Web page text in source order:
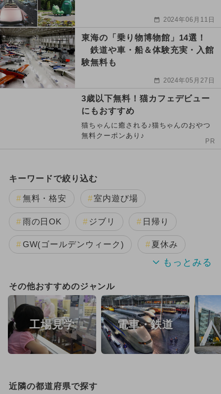
2024年06月11日
東海の「乗り物博物館」14選！
鉄道や車・船＆体験充実・入館
験無料も
2024年05月27日
3歳以下無料！猫カフェデビュー
にもおすすめ
猫ちゃんに癒される♪猫ちゃんのおやつ
無料クーポンあり♪
PR
キーワードで絞り込む
無料・格安 室内遊び場
雨の日OK ジブリ 日帰り
GW(ゴールデンウィーク) 夏休み
夏休み（日帰り）
厳選お出かけまとめ
その他おすすめのジャンル
工場見学 電車・鉄道
近隣の都道府県で探す